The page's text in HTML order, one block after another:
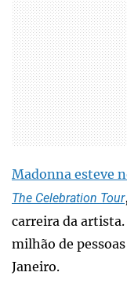
Madonna esteve
The Celebration Tour
carreira da
milhão de
Janeiro.